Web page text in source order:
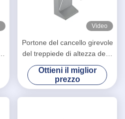
Video
Portone del cancello girevole
del treppiede di altezza della
vita con la funzione di
disinfezione
Ottieni il miglior
prezzo